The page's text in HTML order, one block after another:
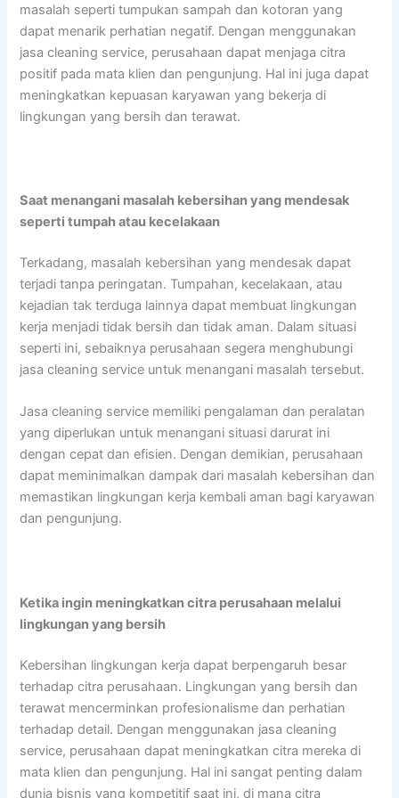
masalah seperti tumpukan sampah dan kotoran yang
dapat menarik perhatian negatif. Dengan menggunakan
jasa cleaning service, perusahaan dapat menjaga citra
positif pada mata klien dan pengunjung. Hal ini juga dapat
meningkatkan kepuasan karyawan yang bekerja di
lingkungan yang bersih dan terawat.
Saat menangani masalah kebersihan yang mendesak
seperti tumpah atau kecelakaan
Terkadang, masalah kebersihan yang mendesak dapat
terjadi tanpa peringatan. Tumpahan, kecelakaan, atau
kejadian tak terduga lainnya dapat membuat lingkungan
kerja menjadi tidak bersih dan tidak aman. Dalam situasi
seperti ini, sebaiknya perusahaan segera menghubungi
jasa cleaning service untuk menangani masalah tersebut.
Jasa cleaning service memiliki pengalaman dan peralatan
yang diperlukan untuk menangani situasi darurat ini
dengan cepat dan efisien. Dengan demikian, perusahaan
dapat meminimalkan dampak dari masalah kebersihan dan
memastikan lingkungan kerja kembali aman bagi karyawan
dan pengunjung.
Ketika ingin meningkatkan citra perusahaan melalui
lingkungan yang bersih
Kebersihan lingkungan kerja dapat berpengaruh besar
terhadap citra perusahaan. Lingkungan yang bersih dan
terawat mencerminkan profesionalisme dan perhatian
terhadap detail. Dengan menggunakan jasa cleaning
service, perusahaan dapat meningkatkan citra mereka di
mata klien dan pengunjung. Hal ini sangat penting dalam
dunia bisnis yang kompetitif saat ini, di mana citra